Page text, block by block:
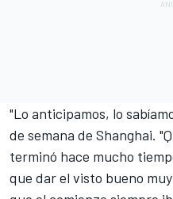
"Lo anticipamos, lo
de semana de Shanghai.
terminó hace mucho
que dar el visto bueno